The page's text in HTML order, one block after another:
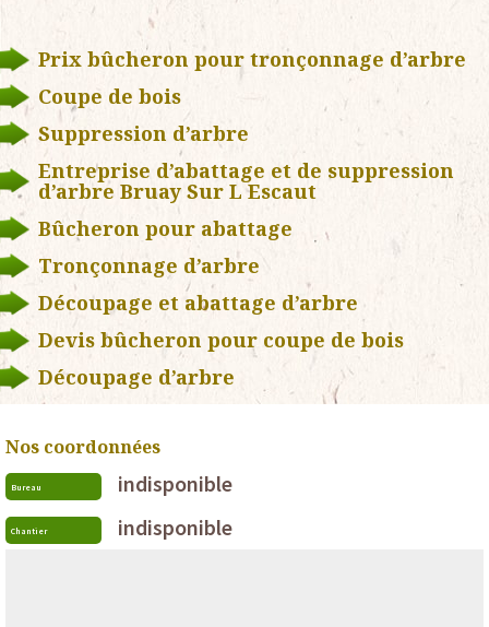
Prix bûcheron pour tronçonnage d’arbre
Coupe de bois
Suppression d’arbre
Entreprise d’abattage et de suppression
d’arbre Bruay Sur L Escaut
Bûcheron pour abattage
Tronçonnage d’arbre
Découpage et abattage d’arbre
Devis bûcheron pour coupe de bois
Découpage d’arbre
Nos coordonnées
Bureau indisponible
Chantier indisponible